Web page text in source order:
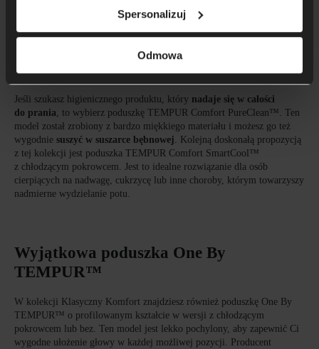
Spersonalizuj
Odmowa
z Zaawansowanego Materiału TEMPUR® z pokrowcem Comfort Air™
jest bardzo przewiewny, dzięki czemu świetnie odprowadza nadmiar
ciepła i wilgoć. Zaawansowany Materiał TEMPUR® ażo 20% lepiej
, dlatego jest szczególnie polecany osobom, które
prowadzą bardzo stresujący tryb życia lub cierpią na różnego rodzaju
dolegliwości bólowe.
Jeśli szukasz higienicznego produktu, który nadaje się w całości
do prania, to wybierz poduszkę TEMPUR Comfort PureClean™. Ten
model został zrobiony z bardzo miękkiego materiału i możesz go też
wygodnie suszyć w suszarce bębnowej. Kolejną doskonałą propozycją
z tej kolekcji jest poduszka TEMPUR Comfort SmartCool™
z chłodzącym pokrowcem. Jest to idealne rozwiązanie dla osób
cierpiących na nadwagę, cukrzycę lub inne choroby, którym towarzyszy
nadmierne wydzielanie potu.
Wyjątkowa poduszka One By
TEMPUR™
W kolekcji Klasyczny Komfort znajdziesz również poduszkę One By
TEMPUR™ o profilowanym kształcie w wersji z chłodzącym
pokrowcem lub bez. Ten model jest lekko pochylony, aby zapewnić Ci
wygodne ułożenie głowy w każdej możliwej pozycji. Producent